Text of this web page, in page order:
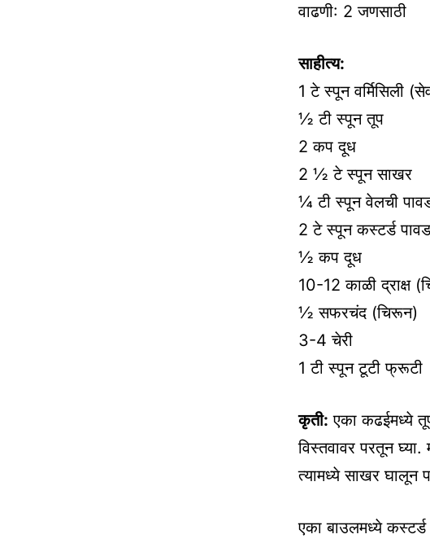
वाढणी: 2 जणसाठी
साहीत्य:
1 टे स्पून वर्मिसिली
½ टी स्पून तूप
2 कप दूध
2 ½ टे स्पून साखर
¼ टी स्पून वेलची
2 टे स्पून कस्टर्ड
½ कप दूध
10-12 काळी द्राक्ष
½ सफरचंद (चिरून)
3-4 चेरी
1 टी स्पून टूटी फ्रूटी
कृती: एका कढईमध्ये
विस्तवावर परतून
त्यामध्ये साखर घालून
एका बाउलमध्ये